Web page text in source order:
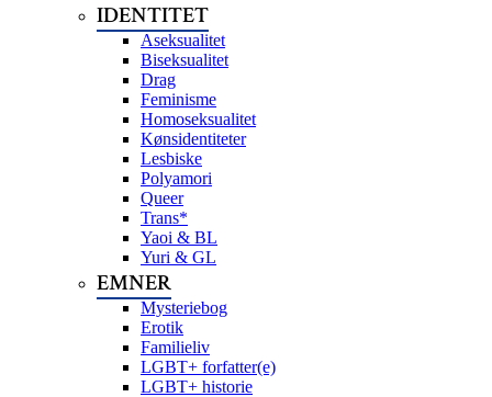
IDENTITET
Aseksualitet
Biseksualitet
Drag
Feminisme
Homoseksualitet
Kønsidentiteter
Lesbiske
Polyamori
Queer
Trans*
Yaoi & BL
Yuri & GL
EMNER
Mysteriebog
Erotik
Familieliv
LGBT+ forfatter(e)
LGBT+ historie